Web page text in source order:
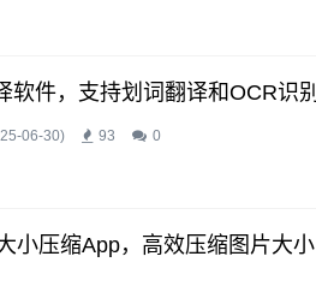
软件，支持划词翻译和OCR识别
06-30) 93 0
小压缩App，高效压缩图片大小